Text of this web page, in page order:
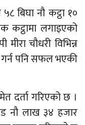
बिघा नौ कट्ठा १०
कट्ठामा लगाइएको
चौधरी विभिन्न
गर्न पनि सफल भएकी
दर्ता गरिएको छ ।
नौ लाख ३४ हजार